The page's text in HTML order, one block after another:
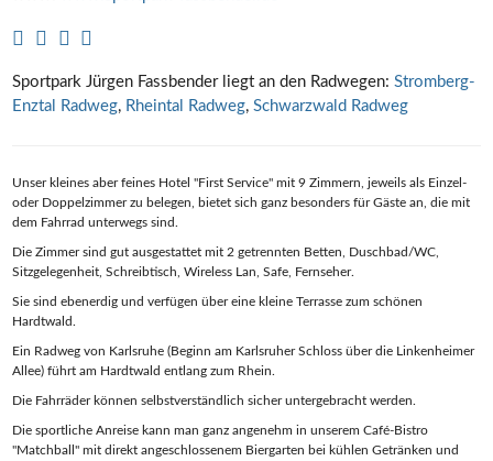
Sportpark Jürgen Fassbender liegt an den Radwegen:Stromberg-
Enztal Radweg, Rheintal Radweg,Schwarzwald Radweg
Unser kleines aber feines Hotel "First Service" mit 9 Zimmern, jeweils als Einzel-
oder Doppelzimmer zu belegen, bietet sich ganz besonders für Gäste an, die mit
dem Fahrrad unterwegs sind.
Die Zimmer sind gut ausgestattet mit 2 getrennten Betten, Duschbad/WC,
Sitzgelegenheit, Schreibtisch, Wireless Lan, Safe, Fernseher.
Sie sind ebenerdig und verfügen über eine kleine Terrasse zum schönen
Hardtwald.
Ein Radweg von Karlsruhe (Beginn am Karlsruher Schloss über die Linkenheimer
Allee) führt am Hardtwald entlang zum Rhein.
Die Fahrräder können selbstverständlich sicher untergebracht werden.
Die sportliche Anreise kann man ganz angenehm in unserem Café-Bistro
"Matchball" mit direkt angeschlossenem Biergarten bei kühlen Getränken und